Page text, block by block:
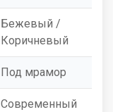
Бежевый /
Коричневый
Под мрамор
Современный